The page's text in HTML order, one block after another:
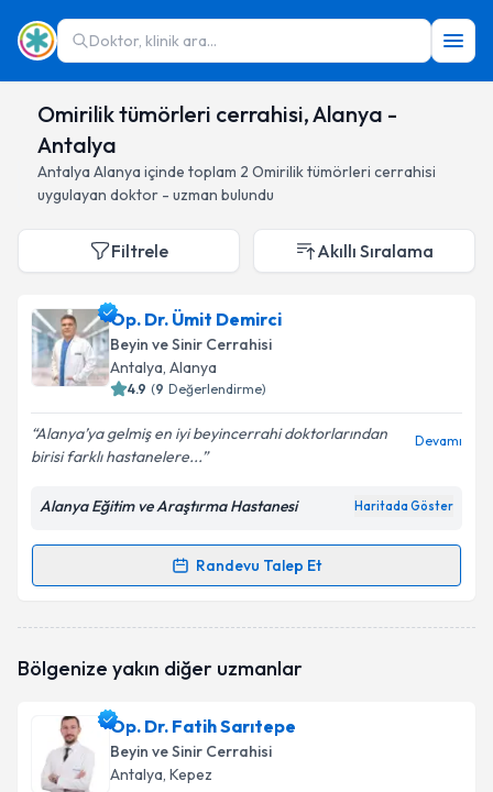
Doktor, klinik ara...
Omirilik tümörleri cerrahisi, Alanya -
Antalya
Antalya Alanya içinde toplam 2 Omirilik tümörleri cerrahisi
uygulayan doktor - uzman bulundu
Filtrele Akıllı Sıralama
Op. Dr. Ümit Demirci
Beyin ve Sinir Cerrahisi
Antalya, Alanya
4.9 (9 Değerlendirme)
Alanya’ya gelmiş en iyi beyincerrahi doktorlarından
birisi farklı hastanelere...
Devamı
Alanya Eğitim ve Araştırma Hastanesi Haritada Göster
Randevu Talep Et
Randevu Takvimi Talebi
oluşturun. Size bu uzmandan randevu almanız için bir
E-posta Adresiniz
Bölgenize yakın diğer uzmanlar
Op. Dr. Fatih Sarıtepe
Beyin ve Sinir Cerrahisi
Antalya, Kepez